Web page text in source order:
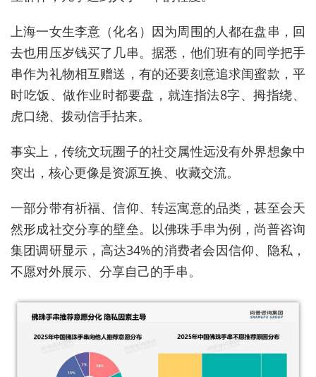
上海一女生李意（化名）因为周围的人都在盘串，回
去也用压岁钱买了几串。据悉，他们班有的同学把手
串作为礼物相互赠送，有的还要刻意追求闺蜜款，平
时吃饭、做作业时都要盘，就连指法8字、拇指绕、
虎口绕、拨动信手拈来。
事实上，传统文玩圈子的社交属性远没有外界想象中
突出，核心更像是资源互换、收藏交流。
一部分带有祈福、信仰、转运寓意的品类，甚至会天
然形成社交分享的壁垒。以佛珠手串为例，尚普咨询
集团调研显示，高达34%的消费者会因信仰、隐私，
不愿对外展示、分享自己的手串。